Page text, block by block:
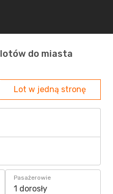
do miasta
Lot w jedną stronę
Pasażerowie
1 dorosły